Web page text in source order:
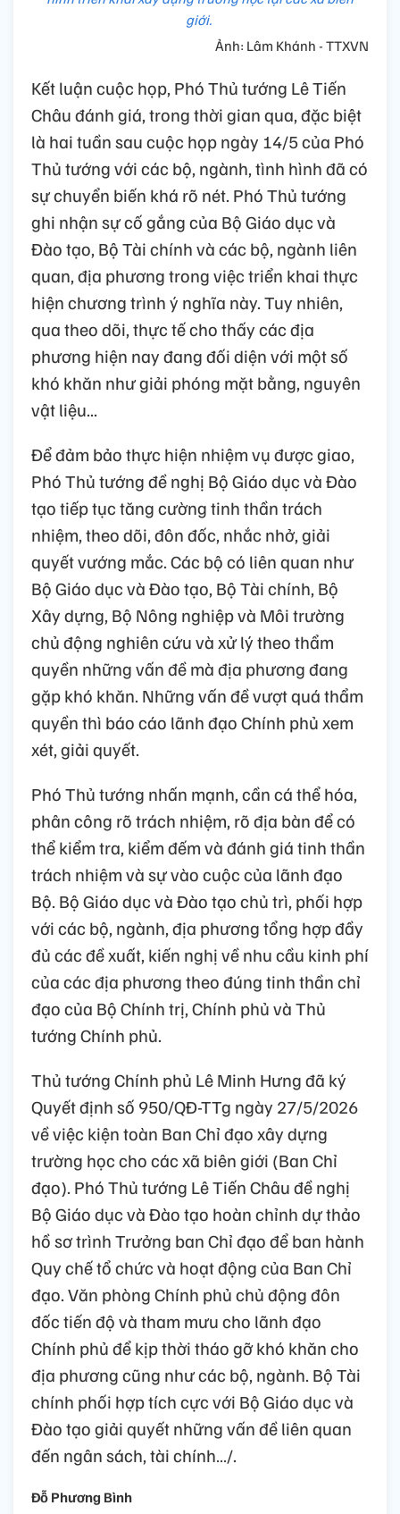
giới.
Ảnh: Lâm Khánh - TTXVN
Kết luận cuộc họp, Phó Thủ tướng Lê Tiến
Châu đánh giá, trong thời gian qua, đặc biệt
là hai tuần sau cuộc họp ngày 14/5 của Phó
Thủ tướng với các bộ, ngành, tình hình đã có
sự chuyển biến khá rõ nét. Phó Thủ tướng
ghi nhận sự cố gắng của Bộ Giáo dục và
Đào tạo, Bộ Tài chính và các bộ, ngành liên
quan, địa phương trong việc triển khai thực
hiện chương trình ý nghĩa này. Tuy nhiên,
qua theo dõi, thực tế cho thấy các địa
phương hiện nay đang đối diện với một số
khó khăn như giải phóng mặt bằng, nguyên
vật liệu...
Để đảm bảo thực hiện nhiệm vụ được giao,
Phó Thủ tướng đề nghị Bộ Giáo dục và Đào
tạo tiếp tục tăng cường tinh thần trách
nhiệm, theo dõi, đôn đốc, nhắc nhở, giải
quyết vướng mắc. Các bộ có liên quan như
Bộ Giáo dục và Đào tạo, Bộ Tài chính, Bộ
Xây dựng, Bộ Nông nghiệp và Môi trường
chủ động nghiên cứu và xử lý theo thẩm
quyền những vấn đề mà địa phương đang
gặp khó khăn. Những vấn đề vượt quá thẩm
quyền thì báo cáo lãnh đạo Chính phủ xem
xét, giải quyết.
Phó Thủ tướng nhấn mạnh, cần cá thể hóa,
phân công rõ trách nhiệm, rõ địa bàn để có
thể kiểm tra, kiểm đếm và đánh giá tinh thần
trách nhiệm và sự vào cuộc của lãnh đạo
Bộ. Bộ Giáo dục và Đào tạo chủ trì, phối hợp
với các bộ, ngành, địa phương tổng hợp đầy
đủ các đề xuất, kiến nghị về nhu cầu kinh phí
của các địa phương theo đúng tinh thần chỉ
đạo của Bộ Chính trị, Chính phủ và Thủ
tướng Chính phủ.
Thủ tướng Chính phủ Lê Minh Hưng đã ký
Quyết định số 950/QĐ-TTg ngày 27/5/2026
về việc kiện toàn Ban Chỉ đạo xây dựng
trường học cho các xã biên giới (Ban Chỉ
đạo). Phó Thủ tướng Lê Tiến Châu đề nghị
Bộ Giáo dục và Đào tạo hoàn chỉnh dự thảo
hồ sơ trình Trưởng ban Chỉ đạo để ban hành
Quy chế tổ chức và hoạt động của Ban Chỉ
đạo. Văn phòng Chính phủ chủ động đôn
đốc tiến độ và tham mưu cho lãnh đạo
Chính phủ để kịp thời tháo gỡ khó khăn cho
địa phương cũng như các bộ, ngành. Bộ Tài
chính phối hợp tích cực với Bộ Giáo dục và
Đào tạo giải quyết những vấn đề liên quan
đến ngân sách, tài chính…/.
Đỗ Phương Bình